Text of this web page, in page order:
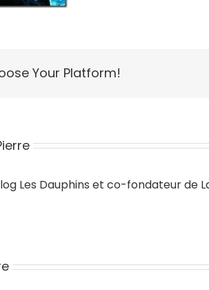
Your Platform!
Les Dauphins et co-fondateur de